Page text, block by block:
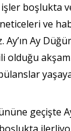
boşlukta
ve
Ay’ın Ay
olduğu
geçişte